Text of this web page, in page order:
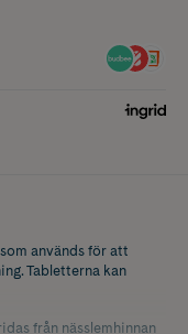
används för att
Tabletterna kan
från nässlemhinnan